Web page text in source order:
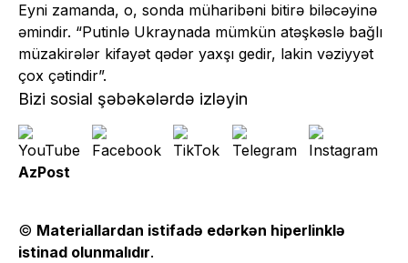
Eyni zamanda, o, sonda müharibəni bitirə biləcəyinə
əmindir. “Putinlə Ukraynada mümkün atəşkəslə bağlı
müzakirələr kifayət qədər yaxşı gedir, lakin vəziyyət
çox çətindir”.
Bizi sosial şəbəkələrdə izləyin
AzPost
© Materiallardan istifadə edərkən hiperlinklə
istinad olunmalıdır.